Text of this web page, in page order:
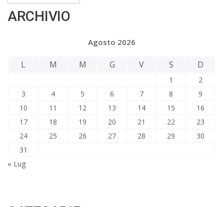
ARCHIVIO
Agosto 2026
L M M G V S D
1
2
3
4 5 6 7 8
9
10
11 12 13 14 15
16
17
18 19 20 21 22
23
24
25 26 27 28 29
30
31
« Lug